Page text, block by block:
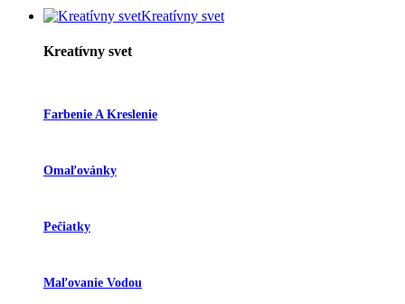
Kreatívny svet
Kreatívny svet
Farbenie A Kreslenie
Omaľovánky
Pečiatky
Maľovanie Vodou